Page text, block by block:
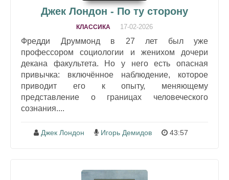
Джек Лондон - По ту сторону
КЛАССИКА 17-02-2026
Фредди Друммонд в 27 лет был уже
профессором социологии и женихом дочери
декана факультета. Но у него есть опасная
привычка: включённое наблюдение, которое
приводит его к опыту, меняющему
представление о границах человеческого
сознания....
Джек Лондон Игорь Демидов 43:57